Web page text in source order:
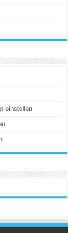
einstellen